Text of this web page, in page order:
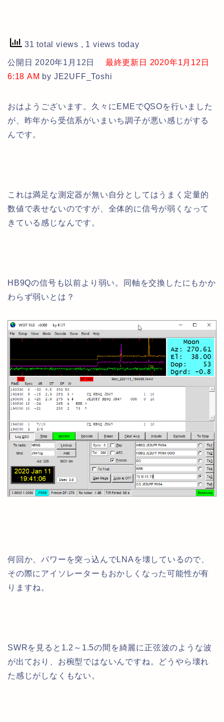
31 total views , 1 views today
公開日 2020年1月12日
最終更新日 2020年1月12日
6:18 AM by JE2UFF_Toshi
おはようございます。久々にEMEでQSOを行いました
が、昨年から受信系がいまいち調子が悪い感じがする
んです。
これは満足な測定器が無い自分としてはうまく定量的
数値で表せないのですが、全体的に信号が弱くなって
きている感じなんです。
HB9Qの信号も以前より弱い。同軸を交換したにもかか
わらず弱いとは？
何回か、パワーを突っ込んでLNAを壊しているので、
その際にアイソレーターもおかしくなった可能性が有
りますね。
SWRを見ると1.2～1.5の間を綺麗に正弦波のような波
が出ており、お椀型ではないんですね。どうやら壊れ
た感じがしなくもない。